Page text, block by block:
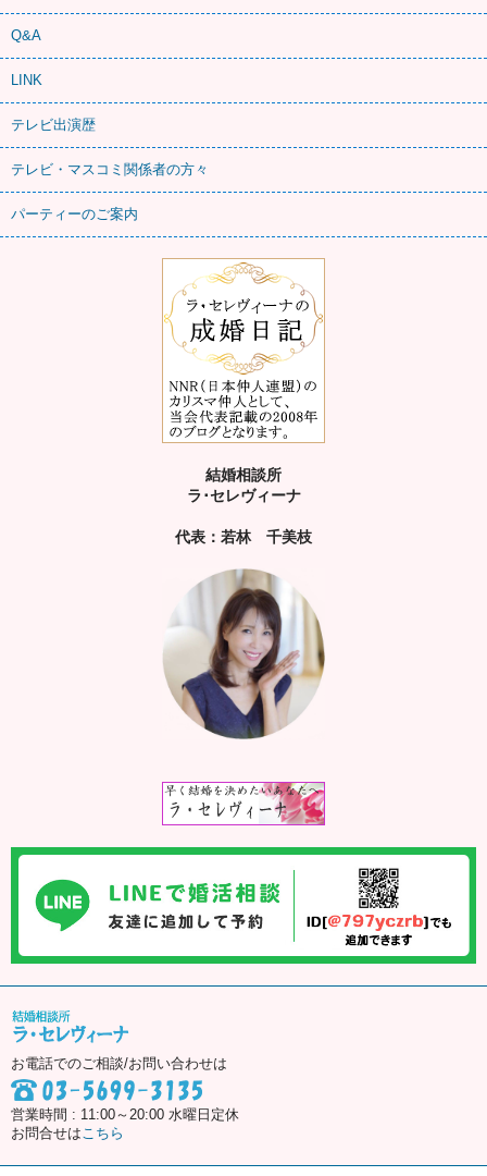
Q&A
LINK
テレビ出演歴
テレビ・マスコミ関係者の方々
パーティーのご案内
結婚相談所
ラ･セレヴィーナ
代表：若林 千美枝
お電話でのご相談/お問い合わせは
営業時間 : 11:00～20:00 水曜日定休
お問合せはこちら